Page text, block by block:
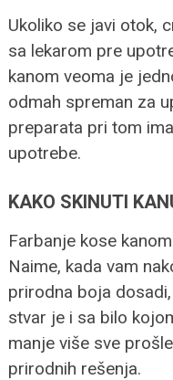
Ukoliko se javi otok,
sa lekarom pre
kanom veoma je
odmah spreman za
preparata pri tom
upotrebe.
KAKO SKINUTI
Farbanje kose
Naime, kada vam
prirodna boja
stvar je i sa bilo
manje više sve
prirodnih rešenja.